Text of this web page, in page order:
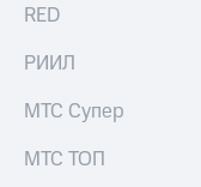
Пополнить
МТС
МТС
RED
РИИЛ
МТС Супер
МТС ТОП